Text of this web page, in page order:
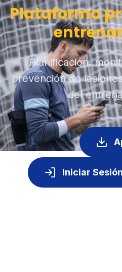
Plataforma
Planificación,
prevención de
del
Iniciar